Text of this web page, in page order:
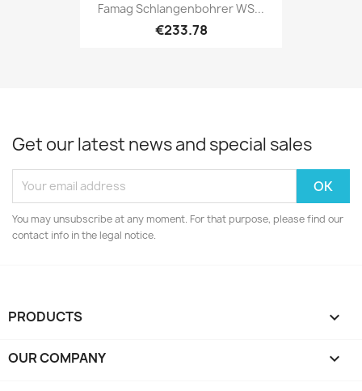
Famag Schlangenbohrer WS...
€233.78
Get our latest news and special sales
You may unsubscribe at any moment. For that purpose, please find our
contact info in the legal notice.
PRODUCTS 
OUR COMPANY 